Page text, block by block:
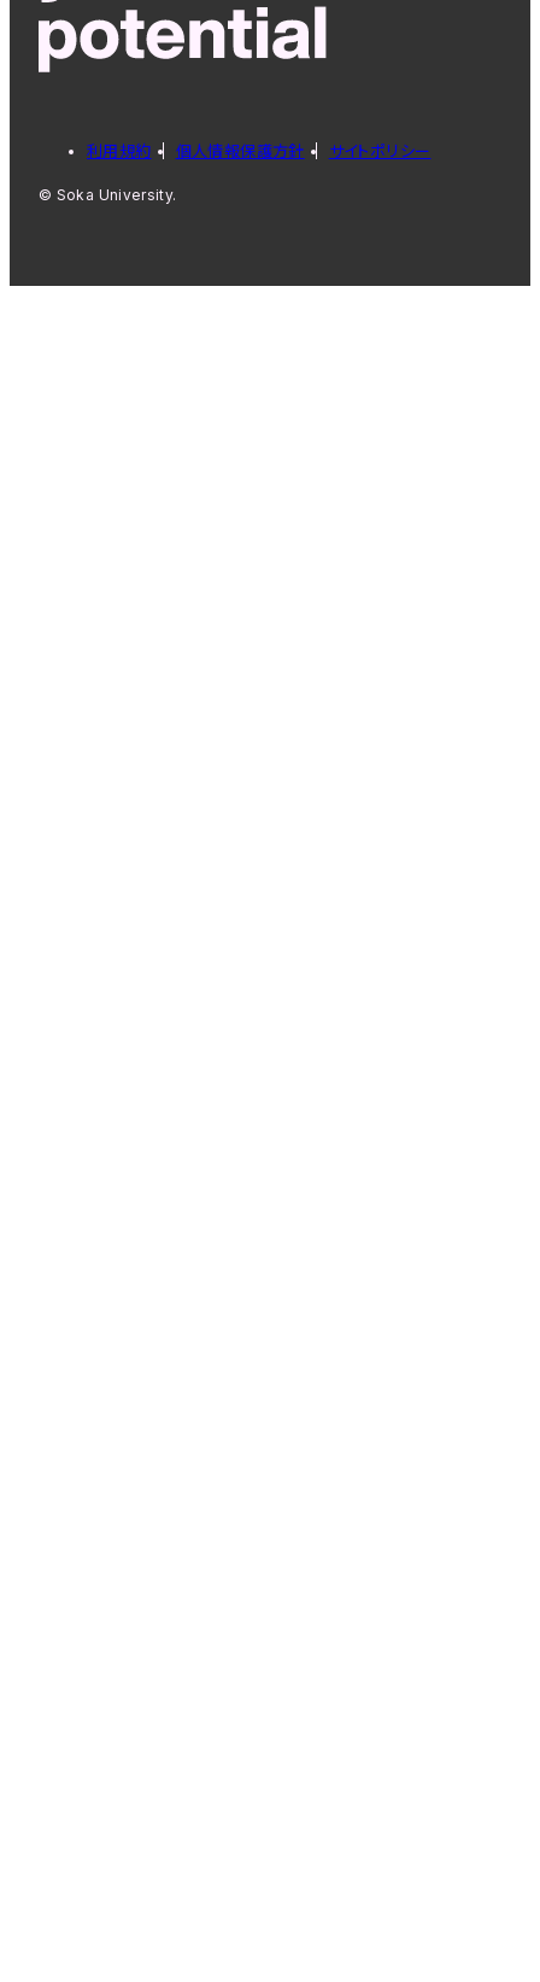
利用規約 個人情報保護方針 サイトポリシー
© Soka University.